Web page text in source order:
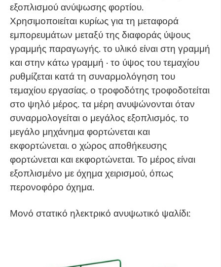
εξοπλισμού ανύψωσης φορτίου.
Χρησιμοποιείται κυρίως για τη μεταφορά
εμπορευμάτων μεταξύ της διαφοράς ύψους
γραμμής παραγωγής. το υλικό είναι στη γραμμή
και στην κάτω γραμμή · το ύψος του τεμαχίου
ρυθμίζεται κατά τη συναρμολόγηση του
τεμαχίου εργασίας. ο τροφοδότης τροφοδοτείται
στο ψηλό μέρος. τα μέρη ανυψώνονται όταν
συναρμολογείται ο μεγάλος εξοπλισμός. το
μεγάλο μηχάνημα φορτώνεται και
εκφορτώνεται. ο χώρος αποθήκευσης
φορτώνεται και εκφορτώνεται. Το μέρος είναι
εξοπλισμένο με όχημα χειρισμού, όπως
περονοφόρο όχημα.
Μονό στατικό ηλεκτρικό ανυψωτικό ψαλίδι: